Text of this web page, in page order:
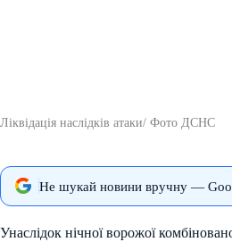
Ліквідація наслідків атаки/ Фото ДСНС
Не шукай новини вручну —
Унаслідок нічної ворожої